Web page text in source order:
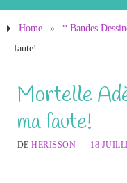
Home » * Bandes
faute!
Mortelle
ma faute!
DEHERISSON 18